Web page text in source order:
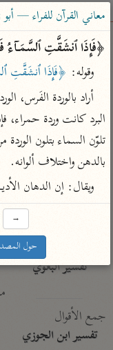
ساهم
بحث تفسير
for results.
Type 1 or more
for results.
أمّهات
تفسير الطبري
تفسير القرطبي
تفسير البغوي
جمع الأقوال
تفسير ابن الجوزي
معاني القرآن للفراء — أبو
﴿فَإِذَا ٱنشَقَّتِ ٱلسَّمَاۤءُ
وقوله: ﴿فَإِذَا ٱنشَقَّتِ
بالدهن واختلاف ألوانه.
ويقال: إن الدهان
→
حول